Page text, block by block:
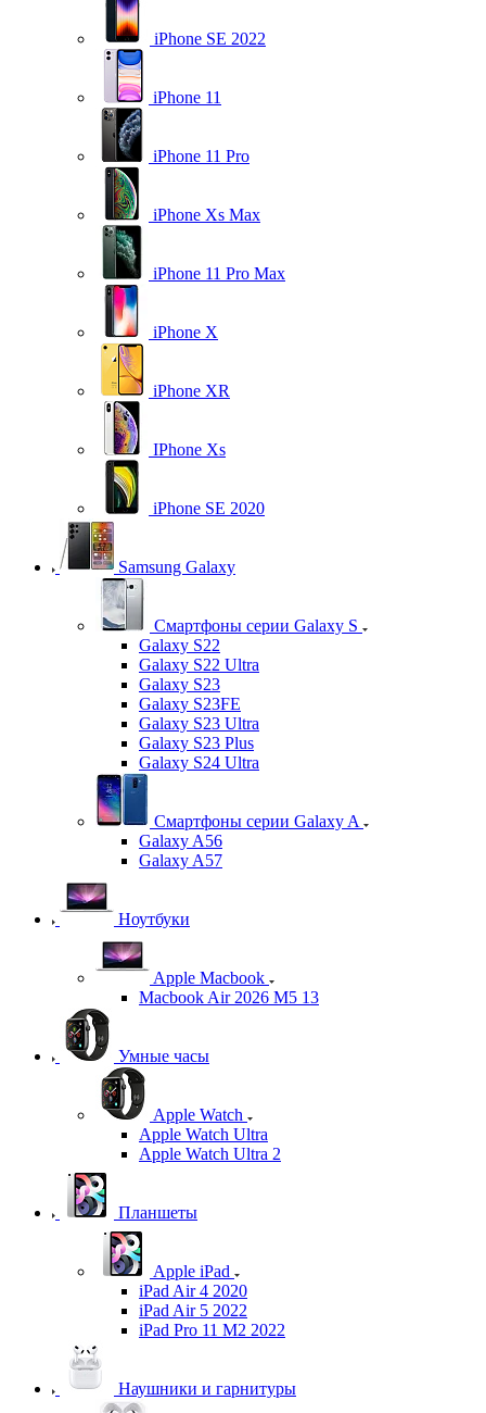
iPhone SE 2022
iPhone 11
iPhone 11 Pro
iPhone Xs Max
iPhone 11 Pro Max
iPhone X
iPhone XR
IPhone Xs
iPhone SE 2020
Samsung Galaxy
Смартфоны серии Galaxy S
Galaxy S22
Galaxy S22 Ultra
Galaxy S23
Galaxy S23FE
Galaxy S23 Ultra
Galaxy S23 Plus
Galaxy S24 Ultra
Смартфоны серии Galaxy A
Galaxy A56
Galaxy A57
Ноутбуки
Apple Macbook
Macbook Air 2026 M5 13
Умные часы
Apple Watch
Apple Watch Ultra
Apple Watch Ultra 2
Планшеты
Apple iPad
iPad Air 4 2020
iPad Air 5 2022
iPad Pro 11 M2 2022
Наушники и гарнитуры